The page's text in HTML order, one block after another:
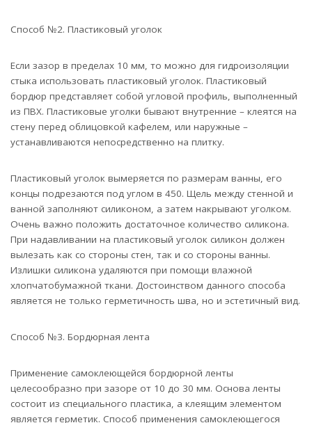
Способ №2. Пластиковый уголок
Если зазор в пределах 10 мм, то можно для гидроизоляции
стыка использовать пластиковый уголок. Пластиковый
бордюр представляет собой угловой профиль, выполненный
из ПВХ. Пластиковые уголки бывают внутренние – клеятся на
стену перед облицовкой кафелем, или наружные –
устанавливаются непосредственно на плитку.
Пластиковый уголок вымеряется по размерам ванны, его
концы подрезаются под углом в 450. Щель между стенной и
ванной заполняют силиконом, а затем накрывают уголком.
Очень важно положить достаточное количество силикона.
При надавливании на пластиковый уголок силикон должен
вылезать как со стороны стен, так и со стороны ванны.
Излишки силикона удаляются при помощи влажной
хлопчатобумажной ткани. Достоинством данного способа
является не только герметичность шва, но и эстетичный вид.
Способ №3. Бордюрная лента
Применение самоклеющейся бордюрной ленты
целесообразно при зазоре от 10 до 30 мм. Основа ленты
состоит из специального пластика, а клеящим элементом
является герметик. Способ применения самоклеющегося